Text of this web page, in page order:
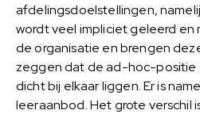
afdelingsdoelstellingen,
wordt veel impliciet geleerd en
de organisatie en brengen
zeggen dat de ad-hoc-positie
dicht bij elkaar liggen. Er is
leeraanbod. Het grote verschil